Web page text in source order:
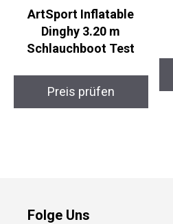
ArtSport Inflatable
Dinghy 3.20 m
Schlauchboot Test
Preis prüfen
Folge Uns